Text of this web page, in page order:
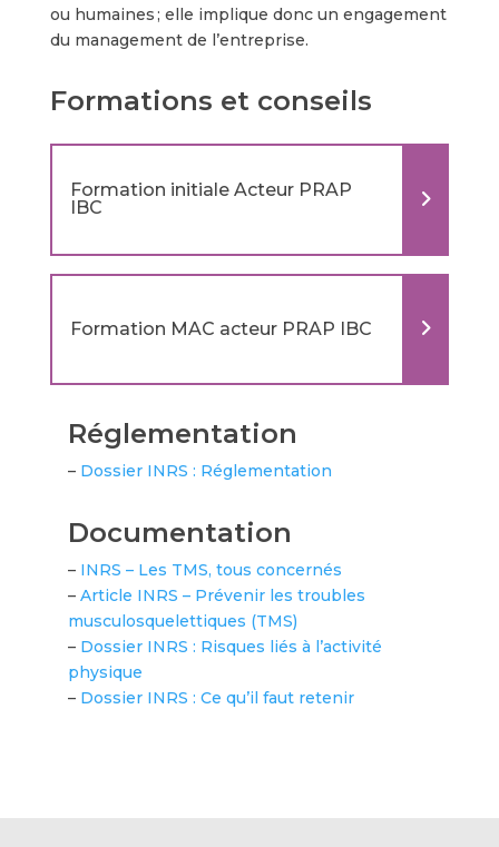
ou humaines ; elle implique donc un engagement
du management de l’entreprise.
Formations et conseils
Formation initiale Acteur PRAP
IBC
Formation MAC acteur PRAP IBC
Réglementation
– Dossier INRS : Réglementation
Documentation
– INRS – Les TMS, tous concernés
– Article INRS – Prévenir les troubles
musculosquelettiques (TMS)
– Dossier INRS : Risques liés à l’activité
physique
– Dossier INRS : Ce qu’il faut retenir